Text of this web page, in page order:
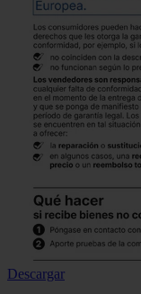
Descargar